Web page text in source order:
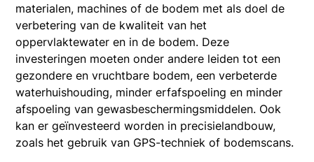
materialen, machines of de bodem met als doel de
verbetering van de kwaliteit van het
oppervlaktewater en in de bodem. Deze
investeringen moeten onder andere leiden tot een
gezondere en vruchtbare bodem, een verbeterde
waterhuishouding, minder erfafspoeling en minder
afspoeling van gewasbeschermingsmiddelen. Ook
kan er geïnvesteerd worden in precisielandbouw,
zoals het gebruik van GPS-techniek of bodemscans.